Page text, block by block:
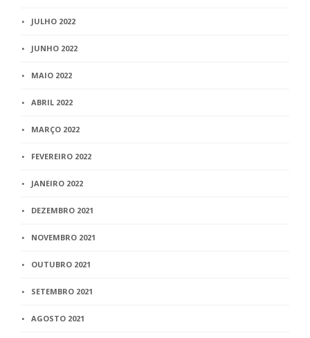
JULHO 2022
JUNHO 2022
MAIO 2022
ABRIL 2022
MARÇO 2022
FEVEREIRO 2022
JANEIRO 2022
DEZEMBRO 2021
NOVEMBRO 2021
OUTUBRO 2021
SETEMBRO 2021
AGOSTO 2021